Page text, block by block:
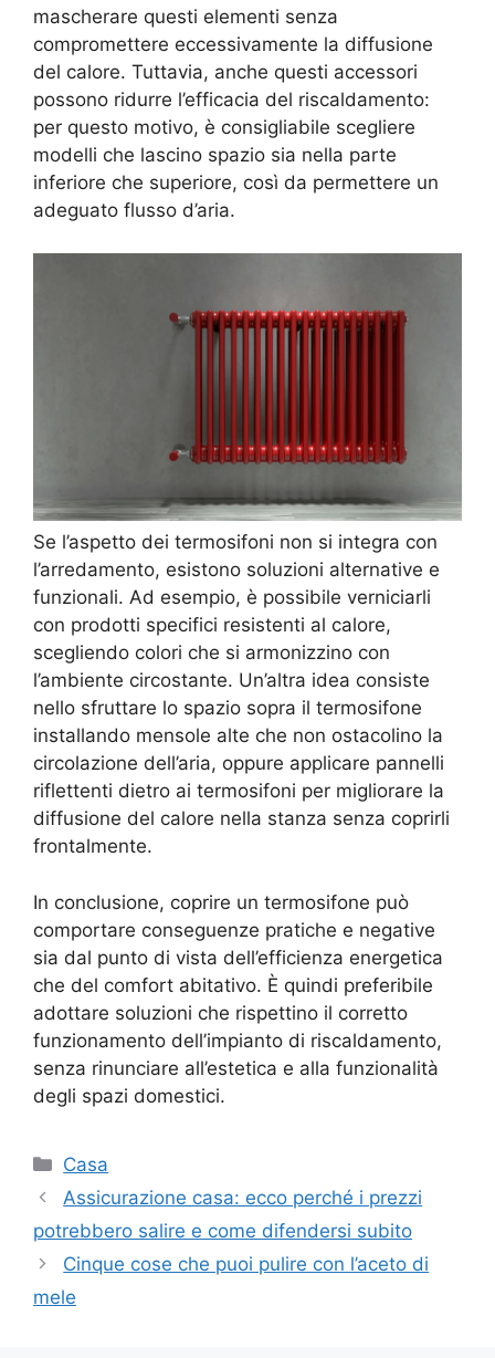
mascherare questi elementi senza
compromettere eccessivamente la diffusione
del calore. Tuttavia, anche questi accessori
possono ridurre l’efficacia del riscaldamento:
per questo motivo, è consigliabile scegliere
modelli che lascino spazio sia nella parte
inferiore che superiore, così da permettere un
adeguato flusso d’aria.
Se l’aspetto dei termosifoni non si integra con
l’arredamento, esistono soluzioni alternative e
funzionali. Ad esempio, è possibile verniciarli
con prodotti specifici resistenti al calore,
scegliendo colori che si armonizzino con
l’ambiente circostante. Un’altra idea consiste
nello sfruttare lo spazio sopra il termosifone
installando mensole alte che non ostacolino la
circolazione dell’aria, oppure applicare pannelli
riflettenti dietro ai termosifoni per migliorare la
diffusione del calore nella stanza senza coprirli
frontalmente.
In conclusione, coprire un termosifone può
comportare conseguenze pratiche e negative
sia dal punto di vista dell’efficienza energetica
che del comfort abitativo. È quindi preferibile
adottare soluzioni che rispettino il corretto
funzionamento dell’impianto di riscaldamento,
senza rinunciare all’estetica e alla funzionalità
degli spazi domestici.
Categorie
Casa
Assicurazione casa: ecco perché i prezzi
potrebbero salire e come difendersi subito
Cinque cose che puoi pulire con l’aceto di
mele